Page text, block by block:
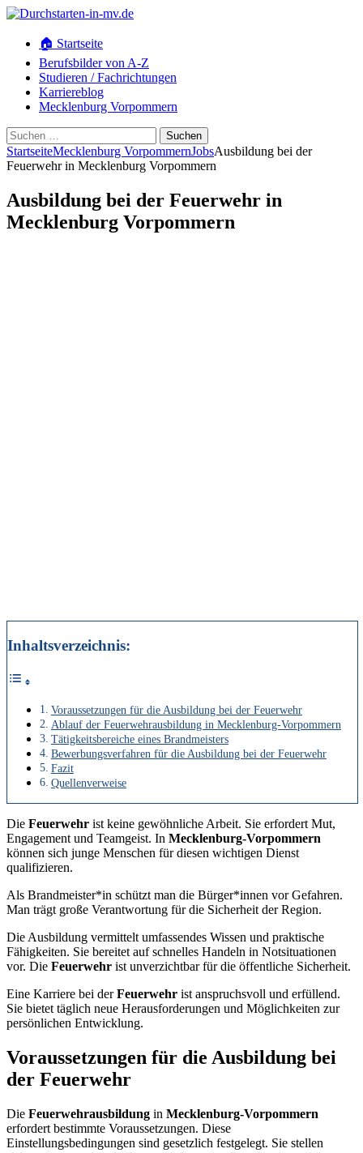
🏠 Startseite
Berufsbilder von A-Z
Studieren / Fachrichtungen
Karriereblog
Mecklenburg Vorpommern
Suchen
nach:
StartseiteMecklenburg VorpommernJobsAusbildung bei der
Feuerwehr in Mecklenburg Vorpommern
Ausbildung bei der Feuerwehr in
Mecklenburg Vorpommern
Inhaltsverzeichnis:
Voraussetzungen für die Ausbildung bei der Feuerwehr
Ablauf der Feuerwehrausbildung in Mecklenburg-Vorpommern
Tätigkeitsbereiche eines Brandmeisters
Bewerbungsverfahren für die Ausbildung bei der Feuerwehr
Fazit
Quellenverweise
Die Feuerwehr ist keine gewöhnliche Arbeit. Sie erfordert Mut,
Engagement und Teamgeist. In Mecklenburg-Vorpommern
können sich junge Menschen für diesen wichtigen Dienst
qualifizieren.
Als Brandmeister*in schützt man die Bürger*innen vor Gefahren.
Man trägt große Verantwortung für die Sicherheit der Region.
Die Ausbildung vermittelt umfassendes Wissen und praktische
Fähigkeiten. Sie bereitet auf schnelles Handeln in Notsituationen
vor. Die Feuerwehr ist unverzichtbar für die öffentliche Sicherheit.
Eine Karriere bei derFeuerwehr ist anspruchsvoll und erfüllend.
Sie bietet täglich neue Herausforderungen und Möglichkeiten zur
persönlichen Entwicklung.
Voraussetzungen für die Ausbildung bei
der Feuerwehr
Die Feuerwehrausbildung in Mecklenburg-Vorpommern
erfordert bestimmte Voraussetzungen. Diese
Einstellungsbedingungen sind gesetzlich festgelegt. Sie stellen